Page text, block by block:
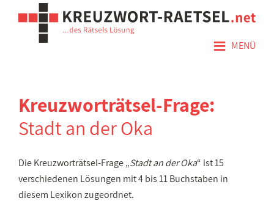
≡ MENÜ
Kreuzworträtsel-Frage:
Stadt an der Oka
Die Kreuzworträtsel-Frage „Stadt an der Oka“ ist 15
verschiedenen Lösungen mit 4 bis 11 Buchstaben in
diesem Lexikon zugeordnet.